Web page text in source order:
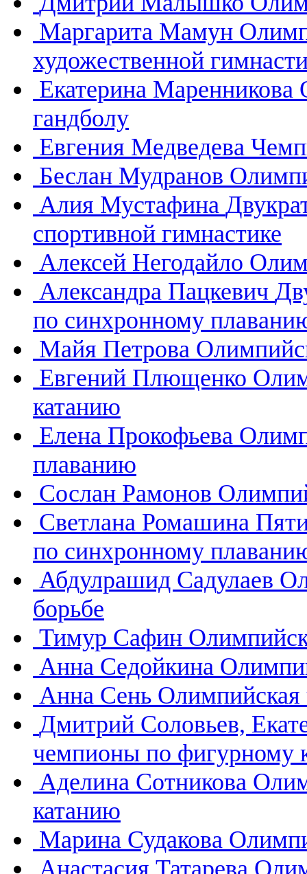
Маргарита Мамун
художественной
Екатерина Маренникова
гандболу
Евгения Медведева
Беслан Мудранов
Алия Мустафина
спортивной гимнастике
Алексей Негодайло
Александра Пацкевич
по синхронному
Майя Петрова
Евгений Плющенко
катанию
Елена Прокофьева
плаванию
Сослан Рамонов
Светлана Ромашина
по синхронному
Абдулрашид Садулаев
борьбе
Тимур Сафин
Анна Седойкина
Анна Сень Олимпийская
Дмитрий Соловьев,
чемпионы по фигурному
Аделина Сотникова
катанию
Марина Судакова